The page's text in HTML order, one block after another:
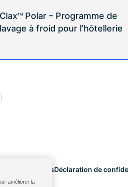
ClaxTM
Polar – Programme de
lavage à froid pour l’hôtellerie
généralesDéclaration de
améliorer la